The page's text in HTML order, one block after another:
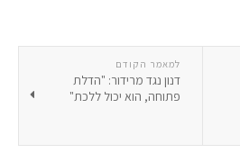
למאמר הקודם
דנון נגד מרידור: "הדלת
פתוחה, הוא יכול ללכת"